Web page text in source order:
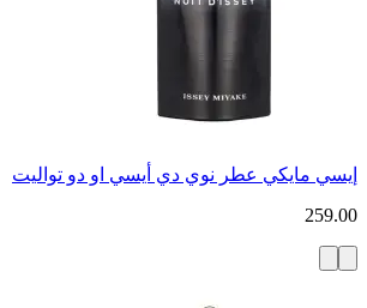
إيسي مايكي عطر نوي دي أيسي او دو تواليت
259.00